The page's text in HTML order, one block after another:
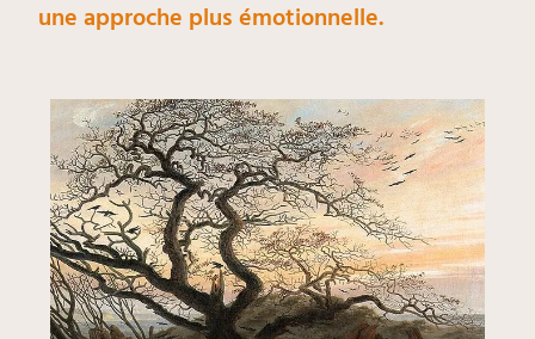
une approche plus émotionnelle.